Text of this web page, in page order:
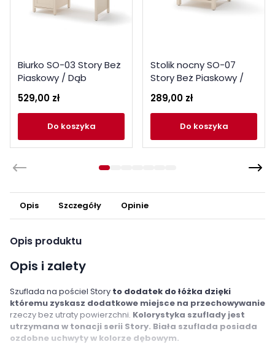
Biurko SO-03 Story Beż
Piaskowy / Dąb
Lenart
529,00 zł
do koszyka
Stolik nocny SO-07
Story Beż Piaskowy /
Lenart
289,00 zł
do koszyka
Opis Szczegóły Opinie
Opis produktu
Opis i zalety
Szuflada na pościel Story to dodatek do łóżka dzięki
któremu zyskasz dodatkowe miejsce na przechowywanie
rzeczy bez utraty powierzchni. Kolorystyka szuflady jest
utrzymana w tonacji serii Story. Biała szuflada posiada
ozdobne uchwyty w kolorze dębowym.